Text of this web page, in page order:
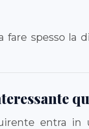
fare spesso la
entra in